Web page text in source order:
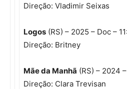
Direção: Vladimir Seixas
Logos (RS) – 2025 – Doc –
Direção: Britney
Mãe da Manhã (RS) – 2024
Direção: Clara Trevisan